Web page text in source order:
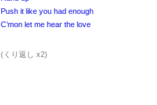
Push it like you had enough
C’mon let me hear the love
(くり返し x2)